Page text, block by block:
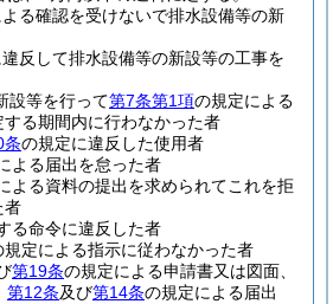
る確認を受けないで排水設備等の新
反して排水設備等の新設等の工事を
設等を行って第7条第1項の規定による
する期間内に行わなかった者
条の規定に違反した使用者
よる届出を怠った者
よる資料の提出を求められてこれを拒
者
る命令に違反した者
規定による指示に従わなかった者
第19条の規定による申請書又は図面、
第12条及び第14条の規定による届出